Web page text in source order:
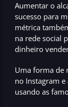
Aumentar o
sucesso para
métrica
na rede social
dinheiro
Uma forma de
no Instagram e
usando as